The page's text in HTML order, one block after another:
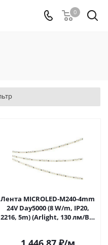
0
Лента MICROLED-M240-4mm
24V Day5000 (8 W/m, IP20,
2216, 5m) (Arlight, 130 лм/Вт)